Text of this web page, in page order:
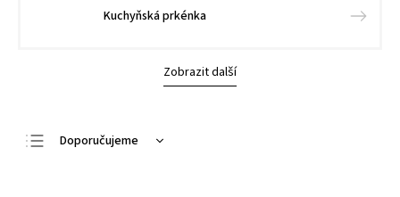
Kuchyňská prkénka
Zobrazit další
Doporučujeme